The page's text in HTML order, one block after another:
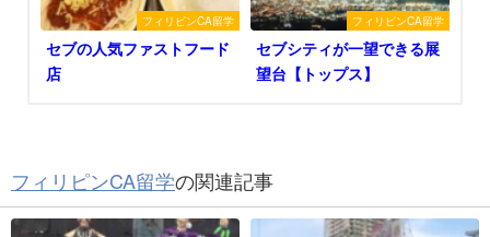
フィリピンCA留学
セブの人気ファストフード
店
フィリピンCA留学
セブシティが一望できる展
望台【トップス】
フィリピンCA留学の関連記事